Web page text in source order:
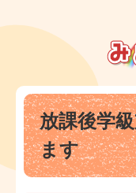
ー
ニ
本
文 放課後学
ます